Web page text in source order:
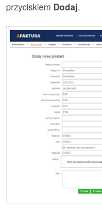
przyciskiem Dodaj.